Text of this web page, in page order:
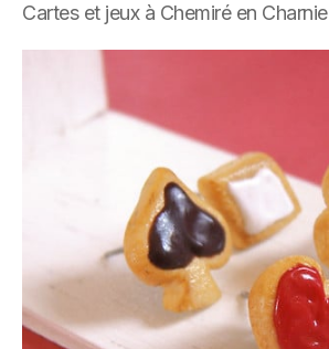
Cartes et jeux à Chemiré en Charnie